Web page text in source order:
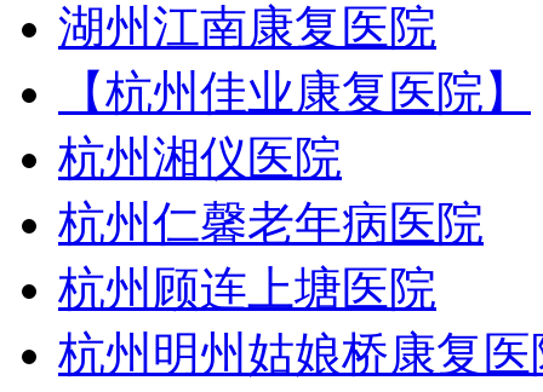
湖州江南康复医院
【杭州佳业康复医院】
杭州湘仪医院
杭州仁馨老年病医院
杭州顾连上塘医院
杭州明州姑娘桥康复医